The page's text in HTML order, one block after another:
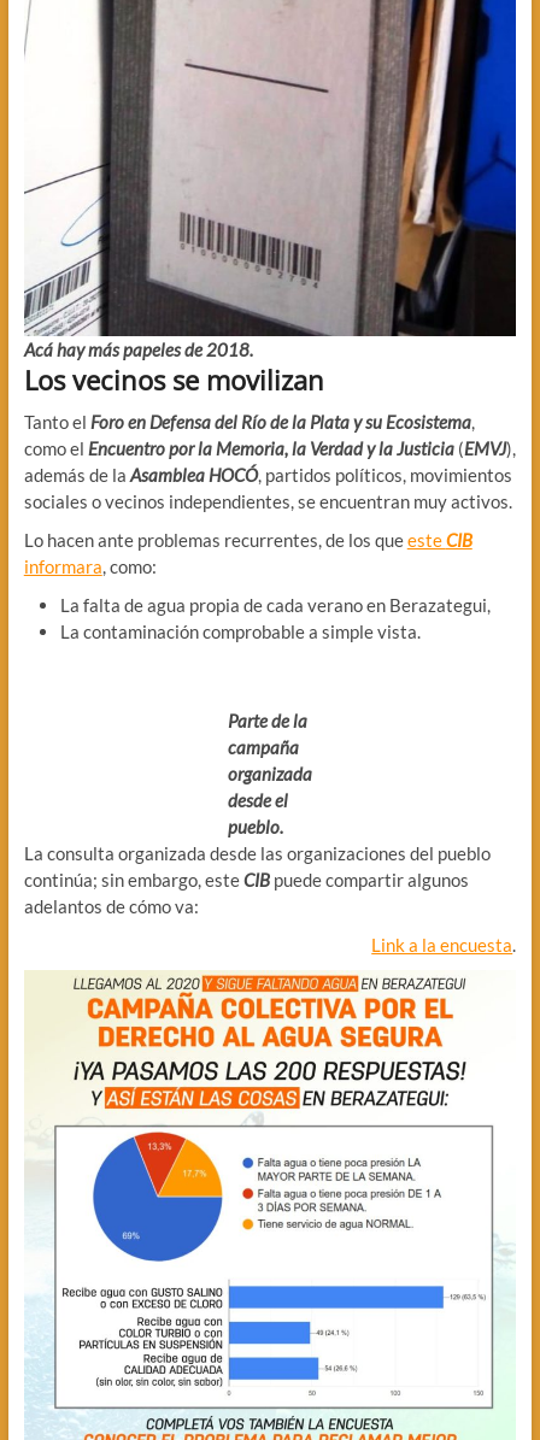
Acá hay más papeles de 2018.
Los vecinos se movilizan
Tanto el Foro en Defensa del Río de la Plata y su Ecosistema,
como el Encuentro por la Memoria, la Verdad y la Justicia (EMVJ),
además de la Asamblea HOCÓ, partidos políticos, movimientos
sociales o vecinos independientes, se encuentran muy activos.
Lo hacen ante problemas recurrentes, de los queesteCIB
informara, como:
La falta de agua propia de cada verano en Berazategui,
La contaminación comprobable a simple vista.
Parte de la
campaña
organizada
desde el
pueblo.
La consulta organizada desde las organizaciones del pueblo
continúa; sin embargo, esteCIBpuede compartir algunos
adelantos de cómo va:
Link a la encuesta.